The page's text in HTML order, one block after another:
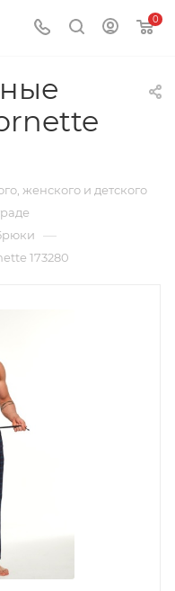
0
женского и детского
—
173280